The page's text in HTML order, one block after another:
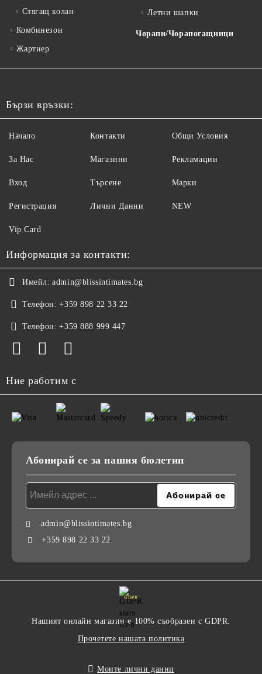
Стягащ колан
Комбинезон
Жартиер
Летни шапки
Чорапи/Чорапогащници
Бързи връзки:
Начало
За Нас
Вход
Регистрация
Контакти
Магазини
Търсене
Лични Данни
Общи Условия
Рекламации
Марки
NEW
Vip Card
Информация за контакти:
Имейл: admin@blissintimates.bg
Телефон: +359 898 22 33 22
Телефон: +359 888 999 447
Ние работим с
Абонирай се за нашия бюлетин
admin@blissintimates.bg
+359 898 22 33 22
GDPR
Нашият онлайн магазин е 100% съобразен с GDPR.
Прочетете нашата политика
Моите лични данни